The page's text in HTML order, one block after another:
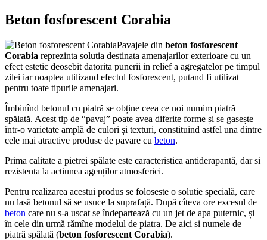
Beton fosforescent Corabia
Pavajele din beton fosforescent
Corabia reprezinta solutia destinata amenajarilor exterioare cu un
efect estetic deosebit datorita punerii in relief a agregatelor pe timpul
zilei iar noaptea utilizand efectul fosforescent, putand fi utilizat
pentru toate tipurile amenajari.
Îmbinînd betonul cu piatră se obține ceea ce noi numim piatră
spălată. Acest tip de “pavaj” poate avea diferite forme și se gasește
într-o varietate amplă de culori și texturi, constituind astfel una dintre
cele mai atractive produse de pavare cu beton.
Prima calitate a pietrei spălate este caracteristica antiderapantă, dar si
rezistenta la actiunea agenților atmosferici.
Pentru realizarea acestui produs se foloseste o solutie specială, care
nu lasă betonul să se usuce la suprafață. După cîteva ore excesul de
beton care nu s-a uscat se îndepartează cu un jet de apa puternic, și
în cele din urmă rămîne modelul de piatra. De aici si numele de
piatră spălată (beton fosforescent Corabia).